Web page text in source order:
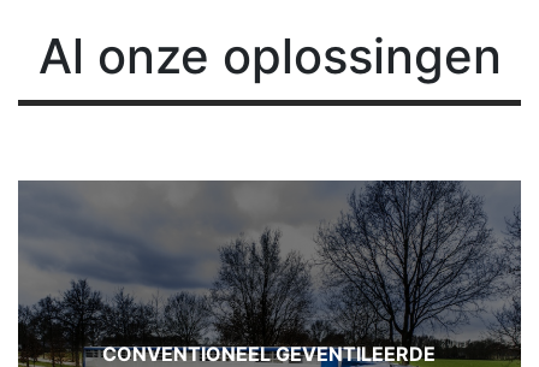
Al onze oplossingen
CONVENTIONEEL GEVENTILEERDE